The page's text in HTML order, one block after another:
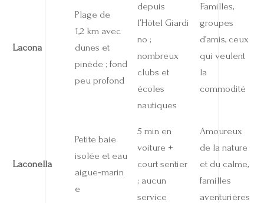
Lacona
Plage de
1,2 km avec
dunes et
pinède ; fond
peu profond
depuis
l’Hôtel Giardi
no ;
nombreux
clubs et
écoles
nautiques
Familles,
groupes
d’amis, ceux
qui veulent
la
commodité
Laconella
Petite baie
isolée et eau
aigue‑marin
e
5 min en
voiture +
court sentier
; aucun
service
Amoureux
de la nature
et du calme,
familles
aventurières